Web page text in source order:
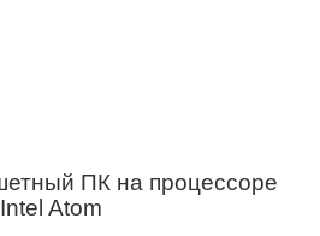
ПК на процессоре
Intel Atom